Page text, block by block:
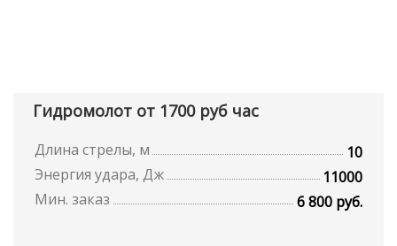
Гидромолот от 1700 руб час
Длина стрелы, м
10
Энергия удара, Дж
11000
Мин. заказ
6 800 руб.